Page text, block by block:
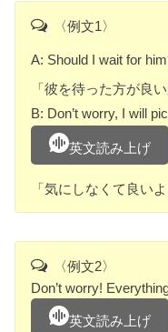
〈例文1〉
A: Should I wait for
「彼を待った方が良い
B: Don’t worry, I will
英文読み上げ
「気にしなくて良い
〈例文2〉
Don’t worry!
英文読み上げ